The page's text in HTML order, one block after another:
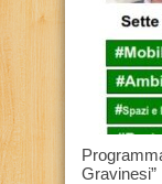
Gravinesi”